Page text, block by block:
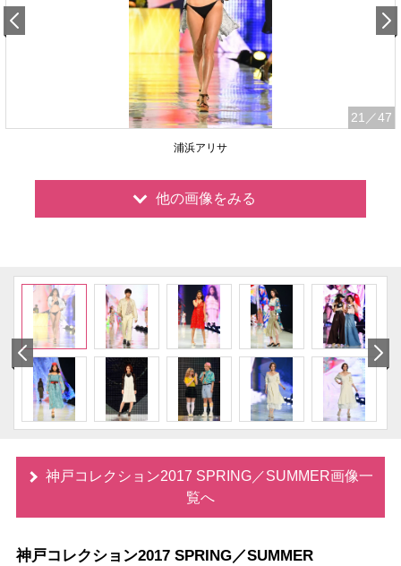
21 ／47
浦浜アリサ
他の画像をみる
神戸コレクション2017 SPRING／SUMMER画像一
覧へ
神戸コレクション2017 SPRING／SUMMER